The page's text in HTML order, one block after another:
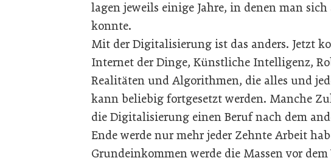
lagen jeweils einige Jahre, in denen man
konnte.
Mit der Digitalisierung ist das anders. Jetzt
Internet der Dinge, Künstliche Intelligenz,
Realitäten und Algorithmen, die alles und
kann beliebig fortgesetzt werden. Manche
die Digitalisierung einen Beruf nach dem
Ende werde nur mehr jeder Zehnte Arbeit
Grundeinkommen werde die Massen vor